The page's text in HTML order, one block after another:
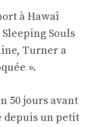
à Hawaï
Souls
Turner a
».
50 jours avant
depuis un petit